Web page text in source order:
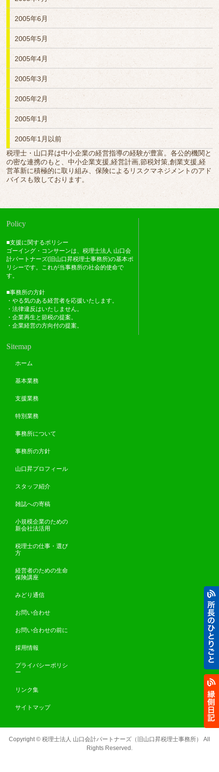
2005年6月
2005年5月
2005年4月
2005年3月
2005年2月
2005年1月
2005年1月以前
税理士・山口昇は中小企業の経営指導の経験が豊富。各公的機関と
の密な連携のもと、中小企業支援,経営計画,節税対策,創業支援,経
営革新に積極的に取り組み、保険によるリスクマネジメントのアド
バイスも致しております。
Policy
■支援に関するポリシー
ゴーイング・コンサーンは、税理士法人 山口会
計パートナーズ(旧山口昇税理士事務所)の基本ポ
リシーです。これが当事務所の社会的使命で
す。
■事務所の方針
・やる気のある経営者を応援いたします。
・法律違反はいたしません。
・企業再生と節税の提案。
・企業経営の方向付の提案。
Sitemap
ホーム
基本業務
支援業務
特別業務
事務所について
事務所の方針
山口昇プロフィール
スタッフ紹介
雑誌への寄稿
小規模企業のための
新会社法活用
税理士の仕事・選び
方
経営者のための生命
保険講座
みどり通信
お問い合わせ
お問い合わせの前に
採用情報
プライバシーポリシ
ー
リンク集
サイトマップ
Copyright © 税理士法人 山口会計パートナーズ（旧山口昇税理士事務所）
All
Rights Reserved.